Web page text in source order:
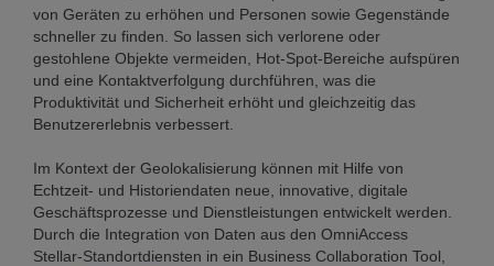
von Geräten zu erhöhen und Personen sowie Gegenstände
schneller zu finden. So lassen sich verlorene oder
gestohlene Objekte vermeiden, Hot-Spot-Bereiche aufspüren
und eine Kontaktverfolgung durchführen, was die
Produktivität und Sicherheit erhöht und gleichzeitig das
Benutzererlebnis verbessert.
Im Kontext der Geolokalisierung können mit Hilfe von
Echtzeit- und Historiendaten neue, innovative, digitale
Geschäftsprozesse und Dienstleistungen entwickelt werden.
Durch die Integration von Daten aus den OmniAccess
Stellar-Standortdiensten in ein Business Collaboration Tool,